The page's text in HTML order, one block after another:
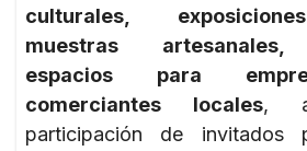
culturales,
muestras artesanales,
espacios para
comerciantes locales,
participación de invitados